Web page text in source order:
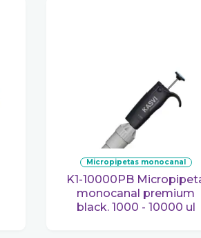
micropipetas monocanal
K1-10000PB Micropipeta
monocanal premium
black. 1000 - 10000 ul